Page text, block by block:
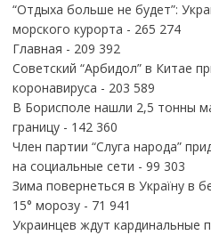
“Отдыха больше не будет”:
морского курорта - 265 274
Главная - 209 392
Советский “Арбидол” в Китае
коронавируса - 203 589
В Борисполе нашли 2,5 тонны
границу- 142 360
Член партии “Слуга народа”
на социальные сети - 99 303
Зима повернеться в Україну в
15° морозу- 71 941
Украинцев ждут кардинальные